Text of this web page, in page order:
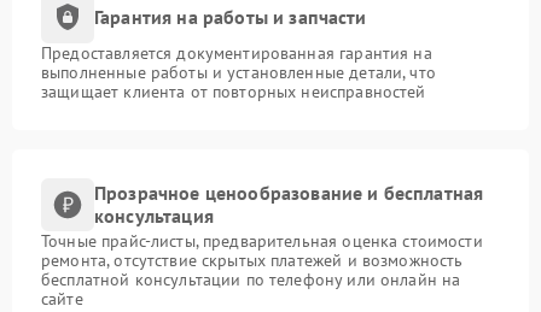
Гарантия на работы и запчасти
Предоставляется документированная гарантия на
выполненные работы и установленные детали, что
защищает клиента от повторных неисправностей
Прозрачное ценообразование и бесплатная
консультация
Точные прайс-листы, предварительная оценка стоимости
ремонта, отсутствие скрытых платежей и возможность
бесплатной консультации по телефону или онлайн на
сайте